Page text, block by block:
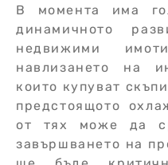
В момента има
динамичното
недвижими
навлизането на
които купуват
предстоящото
от тях може да
завършването на